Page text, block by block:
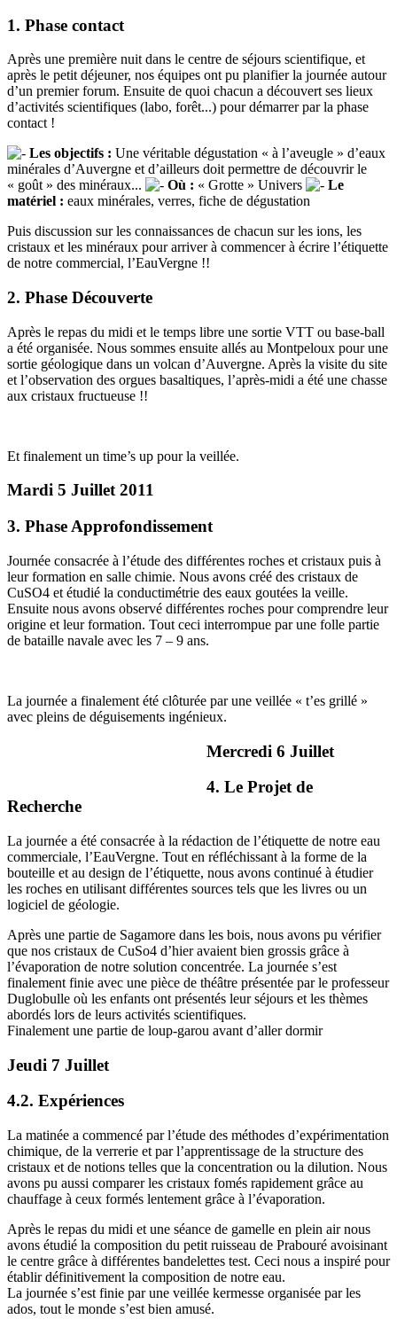
1. Phase contact
Après une première nuit dans le centre de séjours scientifique, et
après le petit déjeuner, nos équipes ont pu planifier la journée autour
d’un premier forum. Ensuite de quoi chacun a découvert ses lieux
d’activités scientifiques (labo, forêt...) pour démarrer par la phase
contact !
Les objectifs : Une véritable dégustation « à l’aveugle » d’eaux
minérales d’Auvergne et d’ailleurs doit permettre de découvrir le
« goût » des minéraux...
Où : « Grotte » Univers
Le
matériel : eaux minérales, verres, fiche de dégustation
Puis discussion sur les connaissances de chacun sur les ions, les
cristaux et les minéraux pour arriver à commencer à écrire l’étiquette
de notre commercial, l’EauVergne !!
2. Phase Découverte
Après le repas du midi et le temps libre une sortie VTT ou base-ball
a été organisée. Nous sommes ensuite allés au Montpeloux pour une
sortie géologique dans un volcan d’Auvergne. Après la visite du site
et l’observation des orgues basaltiques, l’après-midi a été une chasse
aux cristaux fructueuse !!
Et finalement un time’s up pour la veillée.
Mardi 5 Juillet 2011
3. Phase Approfondissement
Journée consacrée à l’étude des différentes roches et cristaux puis à
leur formation en salle chimie. Nous avons créé des cristaux de
CuSO4 et étudié la conductimétrie des eaux goutées la veille.
Ensuite nous avons observé différentes roches pour comprendre leur
origine et leur formation. Tout ceci interrompue par une folle partie
de bataille navale avec les 7 – 9 ans.
La journée a finalement été clôturée par une veillée « t’es grillé »
avec pleins de déguisements ingénieux.
Mercredi 6 Juillet
4. Le Projet de
Recherche
La journée a été consacrée à la rédaction de l’étiquette de notre eau
commerciale, l’EauVergne. Tout en réfléchissant à la forme de la
bouteille et au design de l’étiquette, nous avons continué à étudier
les roches en utilisant différentes sources tels que les livres ou un
logiciel de géologie.
Après une partie de Sagamore dans les bois, nous avons pu vérifier
que nos cristaux de CuSo4 d’hier avaient bien grossis grâce à
l’évaporation de notre solution concentrée. La journée s’est
finalement finie avec une pièce de théâtre présentée par le professeur
Duglobulle où les enfants ont présentés leur séjours et les thèmes
abordés lors de leurs activités scientifiques.
Finalement une partie de loup-garou avant d’aller dormir
Jeudi 7 Juillet
4.2. Expériences
La matinée a commencé par l’étude des méthodes d’expérimentation
chimique, de la verrerie et par l’apprentissage de la structure des
cristaux et de notions telles que la concentration ou la dilution. Nous
avons pu aussi comparer les cristaux fomés rapidement grâce au
chauffage à ceux formés lentement grâce à l’évaporation.
Après le repas du midi et une séance de gamelle en plein air nous
avons étudié la composition du petit ruisseau de Prabouré avoisinant
le centre grâce à différentes bandelettes test. Ceci nous a inspiré pour
établir définitivement la composition de notre eau.
La journée s’est finie par une veillée kermesse organisée par les
ados, tout le monde s’est bien amusé.